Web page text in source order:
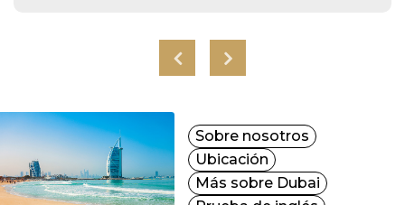
Más sobre Dubai
Sobre nosotros
Ubicación